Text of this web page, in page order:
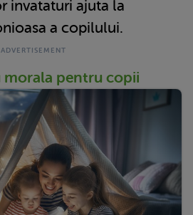
invataturi ajuta la
a copilului.
morala pentru copii